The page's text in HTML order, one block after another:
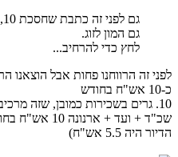
גם המון לזוג.
לחץ כדי להרחיב...
לפני זה הרווחנו פחות אבל הוצאנו
כ-10 אש"ח בחודש
10. גרים בשכירות כמובן, שזה
הדיור היה 5.5 אש"ח)